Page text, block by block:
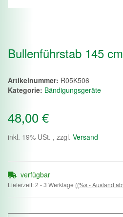
Bullenführstab 145
Artikelnummer: R05K506
Kategorie: Bändigungsgeräte
48,00 €
inkl. 19% USt. , zzgl. Versand
verfügbar
Lieferzeit:2 - 3 Werktage ((%s - Ausland